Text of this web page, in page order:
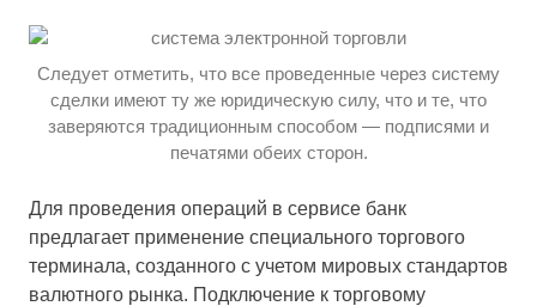
Следует отметить, что все проведенные через систему
сделки имеют ту же юридическую силу, что и те, что
заверяются традиционным способом — подписями и
печатями обеих сторон.
Для проведения операций в сервисе банк
предлагает применение специального торгового
терминала, созданного с учетом мировых стандартов
валютного рынка. Подключение к торговому